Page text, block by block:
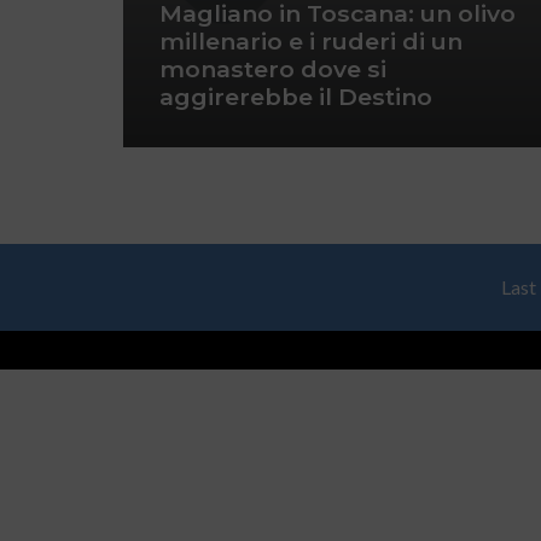
Magliano in Toscana: un olivo
millenario e i ruderi di un
monastero dove si
aggirerebbe il Destino